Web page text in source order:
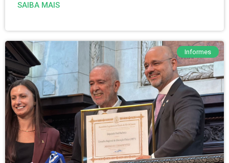
SAIBA MAIS
Informes